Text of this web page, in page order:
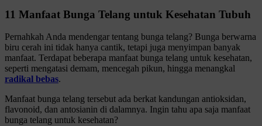
11 Manfaat Bunga Telang untuk Kesehatan Tubuh
Pernahkah Anda mendengar tentang bunga telang? Bunga berwarna
biru cerah ini tidak hanya cantik, tetapi juga menyimpan banyak
manfaat. Terdapat beberapa manfaat bunga telang untuk kesehatan,
seperti mengatasi demam, mencegah pikun, hingga menangkal
radikal bebas.
Manfaat bunga telang tersebut ada berkat kandungan antioksidan,
flavonoid, dan antosianin di dalamnya. Ingin tahu apa saja manfaat
bunga telang untuk kesehatan?